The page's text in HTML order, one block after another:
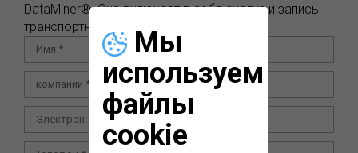
Мы
используем
файлы
cookie
DataMiner®. Она включает в себя анализ и запись
транспортного потока.